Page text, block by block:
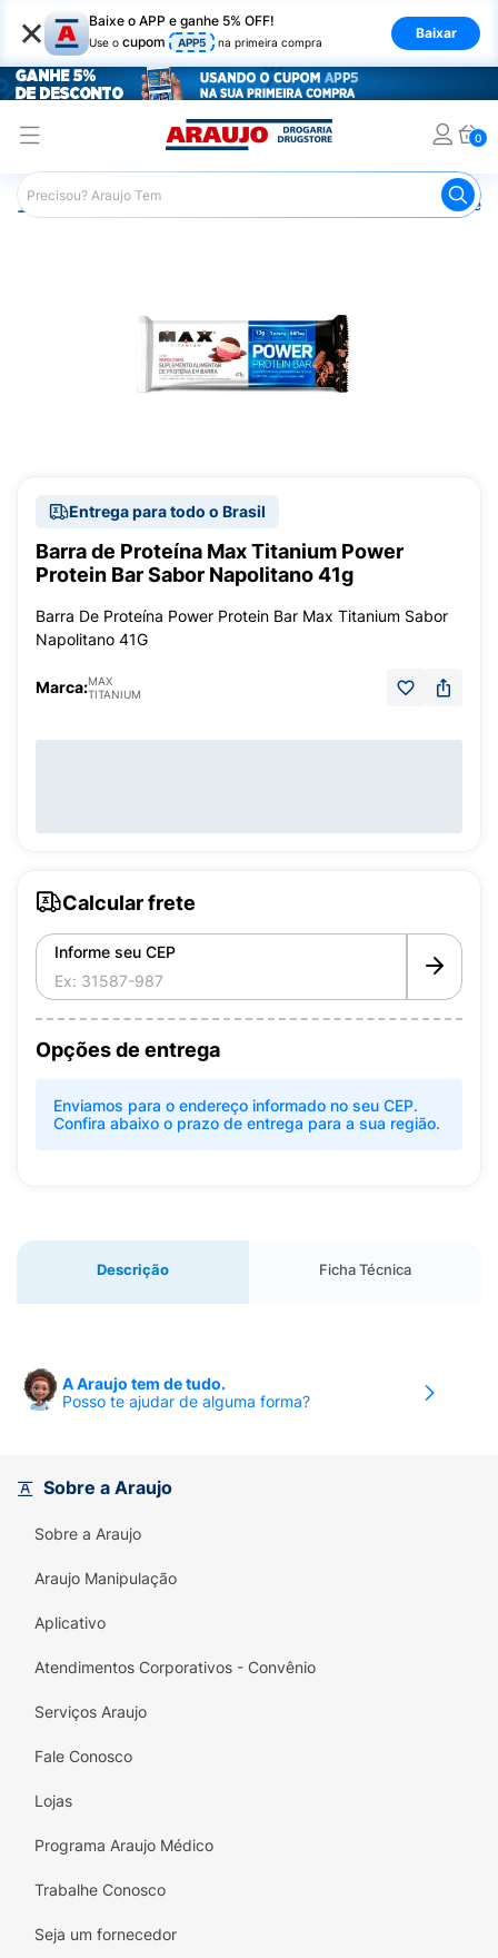
× Baixe o APP e ganhe 5% OFF!
Use o cupom APP5 na primeira compra
Baixar
0
Araujo Nutrição Saudável Barra de
Entrega para todo o Brasil
Barra de Proteína Max Titanium Power
Protein Bar Sabor Napolitano 41g
Barra De Proteína Power Protein Bar Max Titanium Sabor
Napolitano 41G
Marca:MAX
TITANIUM
Calcular frete
Informe seu CEP
Opções de entrega
Enviamos para o endereço informado no seu CEP.
Confira abaixo o prazo de entrega para a sua região.
Descrição Ficha Técnica
A Araujo tem de tudo.
Posso te ajudar de alguma forma?
Sobre a Araujo
Sobre a Araujo
Araujo Manipulação
Aplicativo
Atendimentos Corporativos - Convênio
Serviços Araujo
Fale Conosco
Lojas
Programa Araujo Médico
Trabalhe Conosco
Seja um fornecedor